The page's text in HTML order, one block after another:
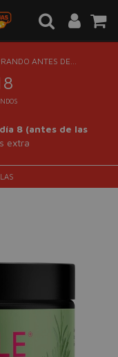
ANTES DE...
8 (antes de las
extra